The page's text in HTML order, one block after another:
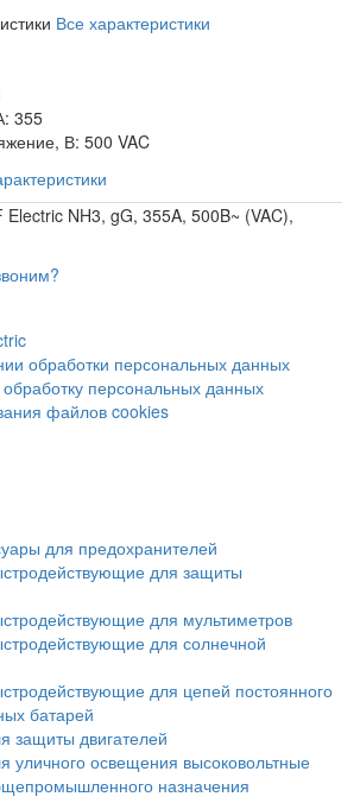
Все характеристики
355
В: 500 VAC
Electric NH3, gG, 355A, 500B~ (VAC),
обработки персональных данных
персональных данных
файлов cookies
для предохранителей
для защиты
для мультиметров
для солнечной
для цепей постоянного
батарей
защиты двигателей
уличного освещения высоковольтные
назначения